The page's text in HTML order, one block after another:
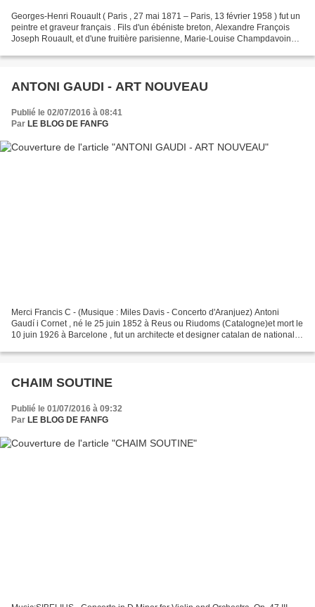
Georges-Henri Rouault ( Paris , 27 mai 1871 – Paris, 13 février 1958 ) fut un
peintre et graveur français . Fils d'un ébéniste breton, Alexandre François
Joseph Rouault, et d'une fruitière parisienne, Marie-Louise Champdavoine,
ANTONI GAUDI - ART NOUVEAU
Publié le 02/07/2016 à 08:41
Par LE BLOG DE FANFG
Merci Francis C - (Musique : Miles Davis - Concerto d'Aranjuez) Antoni
Gaudí i Cornet , né le 25 juin 1852 à Reus ou Riudoms (Catalogne)et mort le
10 juin 1926 à Barcelone , fut un architecte et designer catalan de nationalité
CHAIM SOUTINE
Publié le 01/07/2016 à 09:32
Par LE BLOG DE FANFG